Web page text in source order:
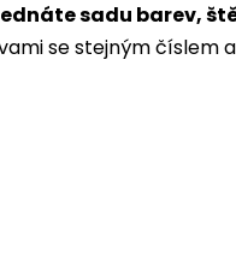
sadu barev,
se stejným číslem